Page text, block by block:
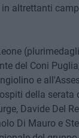
altrettanti
del Coni
e
della
Davide Del
Di Mauro e